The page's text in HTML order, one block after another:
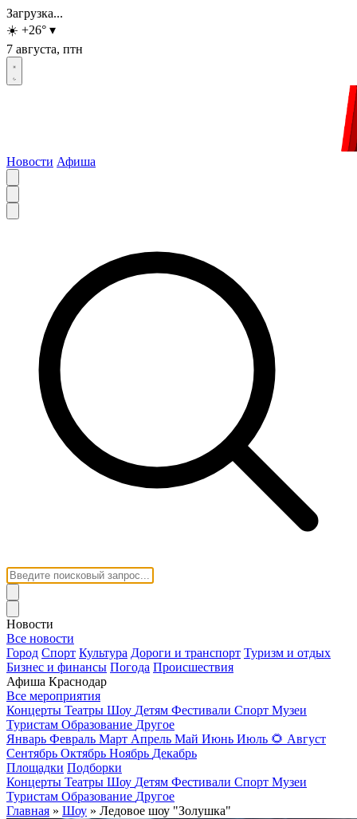
Загрузка...
☀️ +26° ▾
7 августа, птн
Новости Афиша
Новости
Все новости
Город Спорт Культура Дороги и транспорт Туризм и отдых
Бизнес и финансы Погода Происшествия
Афиша Краснодар
Все мероприятия
Концерты Театры Шоу Детям Фестивали Спорт Музеи
Туристам Образование Другое
Январь Февраль Март Апрель Май Июнь Июль 🌻 Август
Сентябрь Октябрь Ноябрь Декабрь
Площадки Подборки
Концерты Театры Шоу Детям Фестивали Спорт Музеи
Туристам Образование Другое
Главная » Шоу » Ледовое шоу "Золушка"